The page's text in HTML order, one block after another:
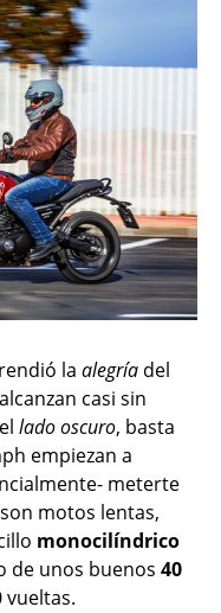
la alegría del
casi sin
lado oscuro, basta
empiezan a
meterte
motos lentas,
monocilíndrico
de unos buenos 40
vueltas.